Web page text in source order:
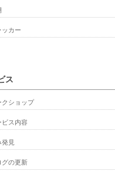
ッカー
ス
クショップ
ビス内容
発見
グの更新